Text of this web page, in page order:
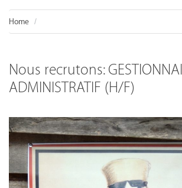
Home
Nous recrutons:
ADMINISTRATIF (H/F)